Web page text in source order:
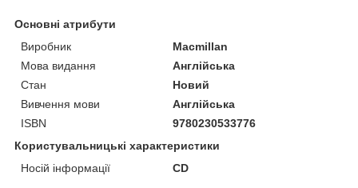
Основні атрибути
Виробник
Macmillan
Мова видання
Англійська
Стан
Новий
Вивчення мови
Англійська
ISBN
9780230533776
Користувальницькі характеристики
Носій інформації
CD